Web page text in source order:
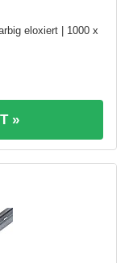
eloxiert | 1000 x
»